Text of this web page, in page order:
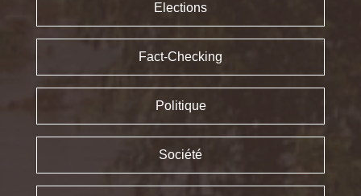
Elections
Fact-Checking
Politique
Société